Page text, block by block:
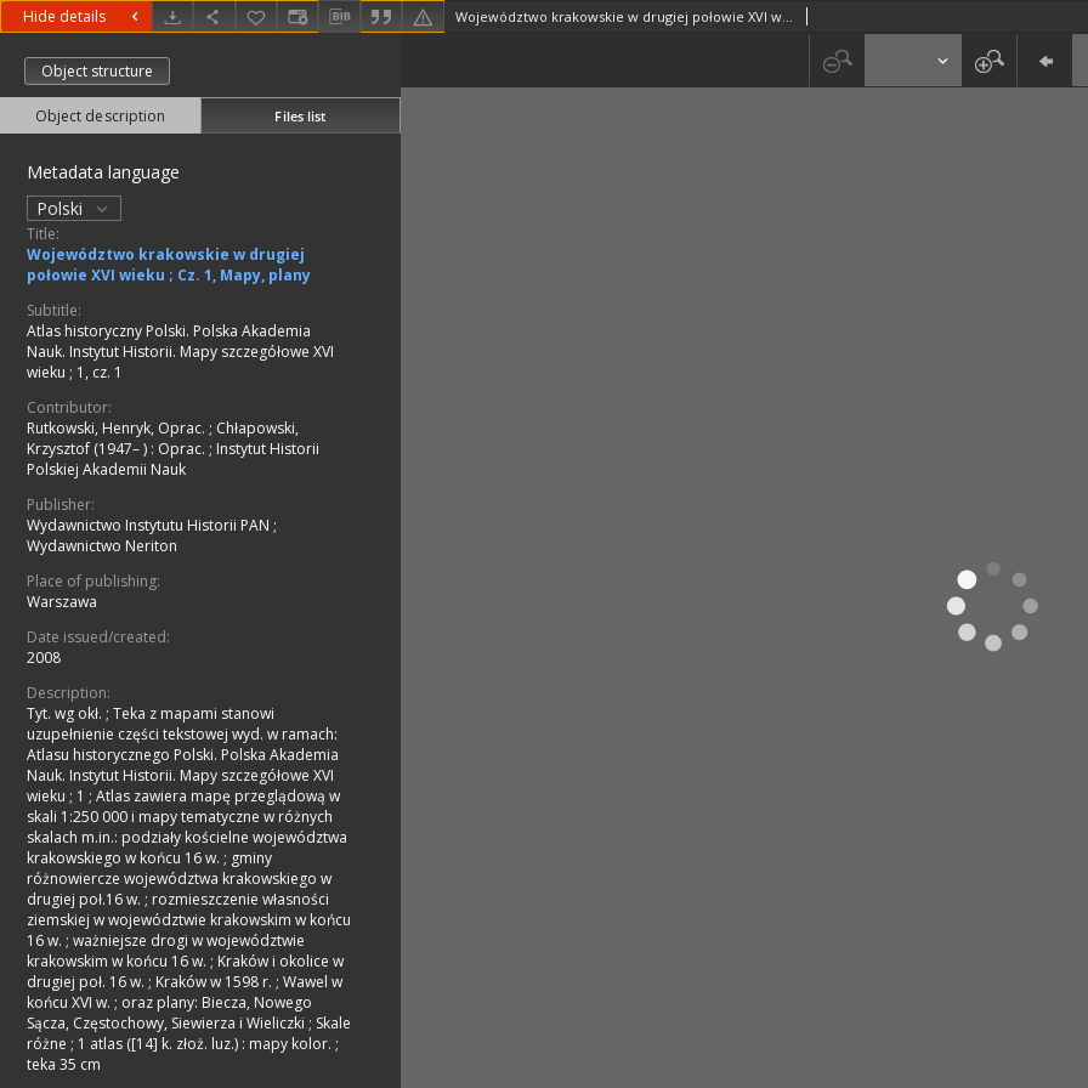
Hide details Województwo krakowskie w drugiej połowie XVI wieku ; Cz. 1, Mapy, plany
Object structure
Object description Files list
Metadata language
Polski
Title:
Województwo krakowskie w drugiej
połowie XVI wieku ; Cz. 1, Mapy, plany
Subtitle:
Atlas historyczny Polski. Polska Akademia
Nauk. Instytut Historii. Mapy szczegółowe XVI
wieku ; 1, cz. 1
Contributor:
Rutkowski, Henryk, Oprac. ; Chłapowski,
Krzysztof (1947– ) : Oprac. ; Instytut Historii
Polskiej Akademii Nauk
Publisher:
Wydawnictwo Instytutu Historii PAN ;
Wydawnictwo Neriton
Place of publishing:
Warszawa
Date issued/created:
2008
Description:
Tyt. wg okł. ; Teka z mapami stanowi
uzupełnienie części tekstowej wyd. w ramach:
Atlasu historycznego Polski. Polska Akademia
Nauk. Instytut Historii. Mapy szczegółowe XVI
wieku ; 1 ; Atlas zawiera mapę przeglądową w
skali 1:250 000 i mapy tematyczne w różnych
skalach m.in.: podziały kościelne województwa
krakowskiego w końcu 16 w. ; gminy
różnowiercze województwa krakowskiego w
drugiej poł.16 w. ; rozmieszczenie własności
ziemskiej w województwie krakowskim w końcu
16 w. ; ważniejsze drogi w województwie
krakowskim w końcu 16 w. ; Kraków i okolice w
drugiej poł. 16 w. ; Kraków w 1598 r. ; Wawel w
końcu XVI w. ; oraz plany: Biecza, Nowego
Sącza, Częstochowy, Siewierza i Wieliczki ; Skale
różne ; 1 atlas ([14] k. złoż. luz.) : mapy kolor. ;
teka 35 cm